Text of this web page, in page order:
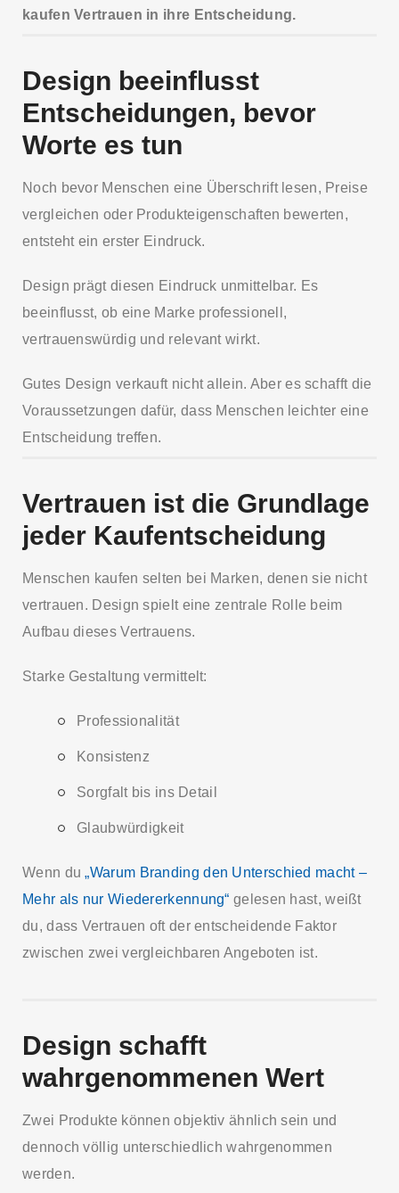
kaufen Vertrauen in ihre Entscheidung.
Design beeinflusst
Entscheidungen, bevor
Worte es tun
Noch bevor Menschen eine Überschrift lesen, Preise
vergleichen oder Produkteigenschaften bewerten,
entsteht ein erster Eindruck.
Design prägt diesen Eindruck unmittelbar. Es
beeinflusst, ob eine Marke professionell,
vertrauenswürdig und relevant wirkt.
Gutes Design verkauft nicht allein. Aber es schafft die
Voraussetzungen dafür, dass Menschen leichter eine
Entscheidung treffen.
Vertrauen ist die Grundlage
jeder Kaufentscheidung
Menschen kaufen selten bei Marken, denen sie nicht
vertrauen. Design spielt eine zentrale Rolle beim
Aufbau dieses Vertrauens.
Starke Gestaltung vermittelt:
Professionalität
Konsistenz
Sorgfalt bis ins Detail
Glaubwürdigkeit
Wenn du„Warum Branding den Unterschied macht –
Mehr als nur Wiedererkennung“ gelesen hast, weißt
du, dass Vertrauen oft der entscheidende Faktor
zwischen zwei vergleichbaren Angeboten ist.
Design schafft
wahrgenommenen Wert
Zwei Produkte können objektiv ähnlich sein und
dennoch völlig unterschiedlich wahrgenommen
werden.